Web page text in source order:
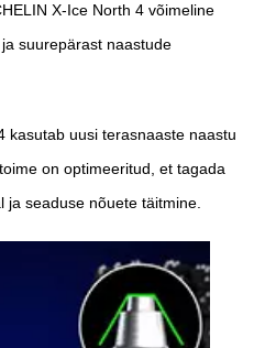
X-Ice North 4 võimeline
suurepärast naastude
kasutab uusi terasnaaste naastu
on optimeeritud, et tagada
ja seaduse nõuete täitmine.